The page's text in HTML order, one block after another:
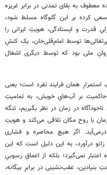
معطوف به بقای تمدنی در برابر غریزه
کرده بر این گلوگاه مسلط شود،
قدرت و ایستادگی، هویتِ ایرانی را
توسط امام‌قلی‌خان، یک کنشِ
ملی بود که توسط دیگری اشغال
استمرارِ همان فرایند تفرد است؛ یعنی
بر آب‌هایِ خویش، به تمامیتِ
در زمان در نظر بگیریم، تنگه
با روح مکان تلاقی می‌کند و هویتِ
درمی‌آید. اگر هیچ محاصره و فشاری
‌زانو درآورد، به این دلیل است که این
نمی‌گیرد؛ بلکه از اعماقِ رسوبیِ
بنیادین، عقب‌نشینی در برابرِ بیگانه،